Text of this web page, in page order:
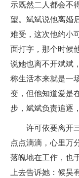
示既然二人都会不
望。斌斌说他离婚
难受，这次他约小
面打字，那个时候
说她也离不开斌斌
称生活本来就是一
变，但他知道爱是
步，斌斌负责追逐
许可依要离开
点点滴滴，心里万
落魄地在工作，也
上去告诉她：候昊